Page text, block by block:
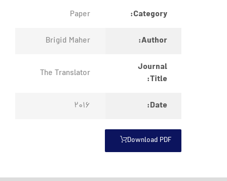
Category:
Paper
Author:
Brigid Maher
Journal
Title:
The Translator
Date:
2016
Download PDF